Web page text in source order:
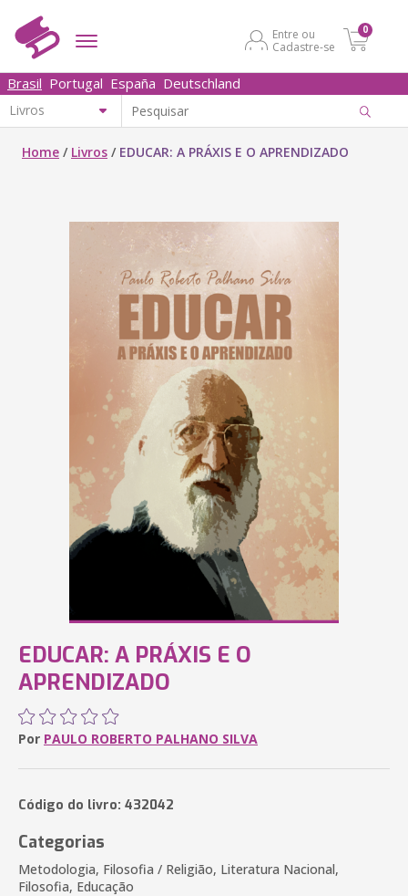
Entre ou
Cadastre-se
0
Brasil Portugal España Deutschland
Home / Livros / EDUCAR: A PRÁXIS E O APRENDIZADO
EDUCAR: A PRÁXIS E O
APRENDIZADO
Por PAULO ROBERTO PALHANO SILVA
Código do livro: 432042
Categorias
Metodologia, Filosofia / Religião, Literatura Nacional,
Filosofia, Educação